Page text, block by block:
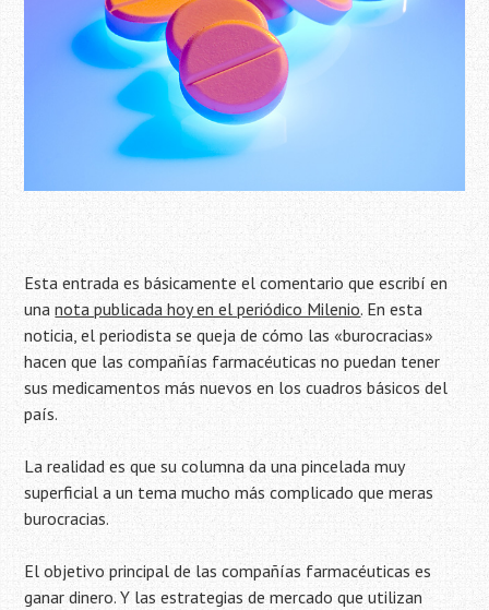
Esta entrada es básicamente el comentario que escribí en
unanota publicada hoy en el periódico Milenio. En esta
noticia, el periodista se queja de cómo las «burocracias»
hacen que las compañías farmacéuticas no puedan tener
sus medicamentos más nuevos en los cuadros básicos del
país.
La realidad es que su columna da una pincelada muy
superficial a un tema mucho más complicado que meras
burocracias.
El objetivo principal de las compañías farmacéuticas es
ganar dinero. Y las estrategias de mercado que utilizan